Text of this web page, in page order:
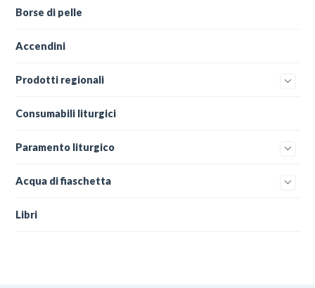
Borse di pelle
Accendini
Prodotti regionali
Consumabili liturgici
Paramento liturgico
Acqua di fiaschetta
Libri